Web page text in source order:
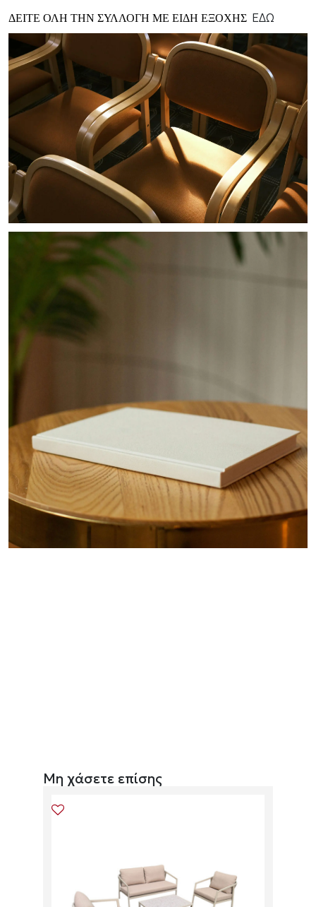
ΔΕΙΤΕ ΟΛΗ ΤΗΝ ΣΥΛΛΟΓΗ ΜΕ ΕΙΔΗ ΕΞΟΧΗΣ ΕΔΩ
Μη χάσετε επίσης